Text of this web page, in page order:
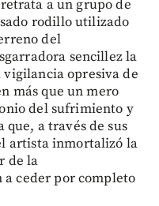
a un grupo de
rodillo utilizado
del
sencillez la
opresiva de
más que un mero
del sufrimiento y
a través de sus
artista inmortalizó la
de la
a ceder por completo